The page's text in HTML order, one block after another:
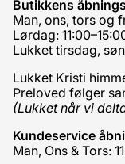
Butikkens
Man, ons, tors og
Lørdag:
Lukket tirsdag,
Lukket Kristi
Preloved følger
(Lukket når vi
Kundeservice
Man, Ons & Tors: